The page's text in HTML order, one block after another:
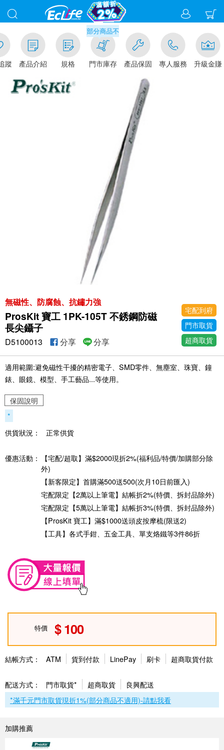
蹤 產品介紹 規格
滿千元門市取貨現折1%(部分商品不適用)-請點我看
門市庫存 產品保固 專人服務 升級金賺
無磁性、防腐蝕、抗鏽力強
ProsKit 寶工 1PK-105T 不銹鋼防磁
長尖鑷子
宅配到府
門市取貨
超商取貨
D5100013 分享 分享
適用範圍:避免磁性干擾的精密電子、SMD零件、無塵室、珠寶、鐘
錶、眼鏡、模型、手工藝品...等使用。
保固說明
*
供貨狀況：
正常供貨
優惠活動：
【宅配/超取】滿$2000現折2%(福利品/特價/加購部分除
外)
【新客限定】首購滿500送500(次月10日前匯入)
宅配限定【2萬以上筆電】結帳折2%(特價、拆封品除外)
宅配限定【5萬以上筆電】結帳折3%(特價、拆封品除外)
【ProsKit 寶工】滿$1000送頭皮按摩梳(限送2)
【工具】各式手鉗、五金工具、單支烙鐵等3件86折
特價 100
結帳方式： ATM 貨到付款 LinePay 刷卡 超商取貨付款
配送方式： 門市取貨* 超商取貨
良興配送
*滿千元門市取貨現折1%(部分商品不適用)-請點我看
加購推薦